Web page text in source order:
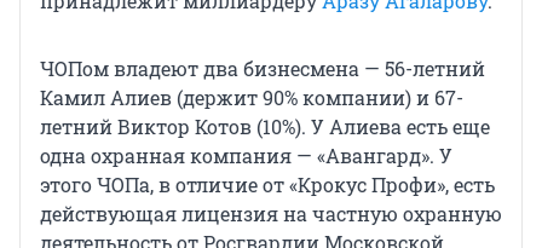
ЧОПом владеют два бизнесмена — 56-летний
Камил Алиев (держит 90% компании) и 67-
летний Виктор Котов (10%). У Алиева есть еще
одна охранная компания — «Авангард». У
этого ЧОПа, в отличие от «Крокус Профи», есть
действующая лицензия на частную охранную
деятельность от Росгвардии Московской